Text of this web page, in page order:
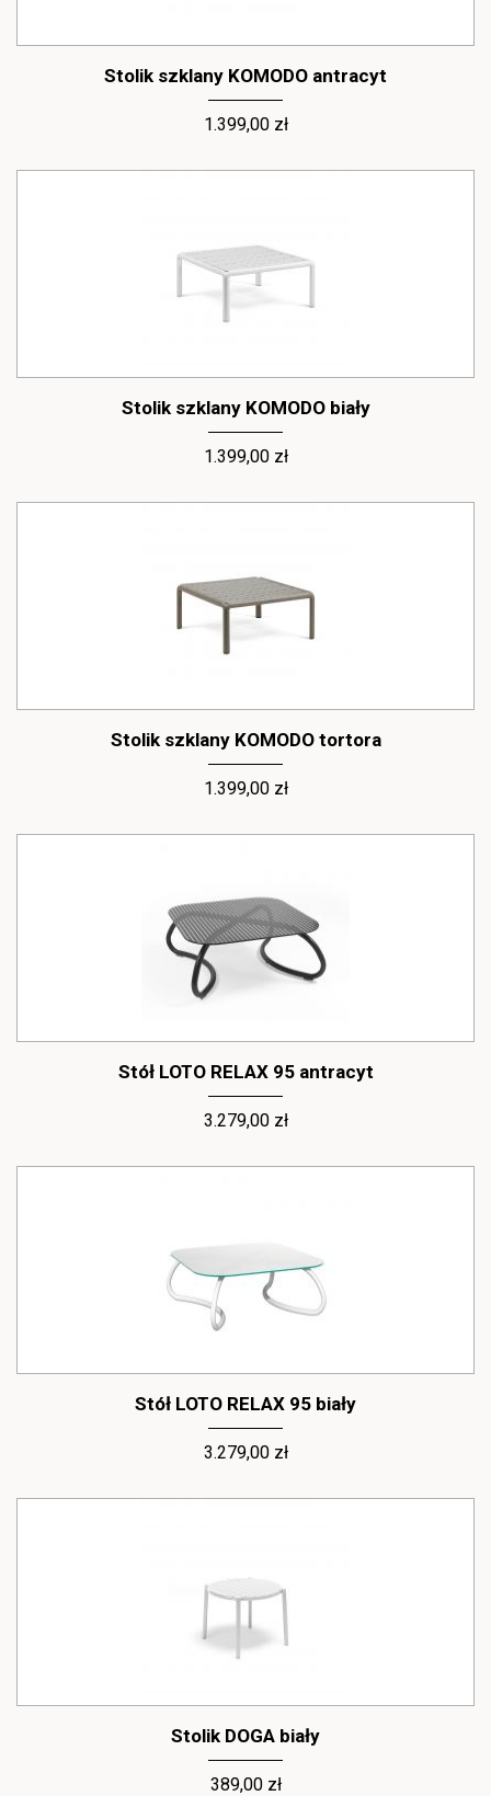
Stolik szklany KOMODO antracyt
1.399,00 zł
Stolik szklany KOMODO biały
1.399,00 zł
Stolik szklany KOMODO tortora
1.399,00 zł
Stół LOTO RELAX 95 antracyt
3.279,00 zł
Stół LOTO RELAX 95 biały
3.279,00 zł
Stolik DOGA biały
389,00 zł